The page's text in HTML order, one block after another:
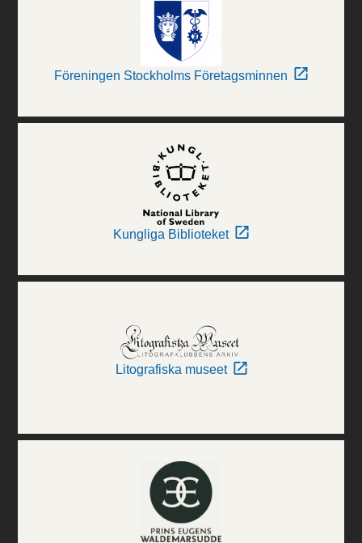
Föreningen Stockholms Företagsminnen
Kungliga Biblioteket
Litografiska museet